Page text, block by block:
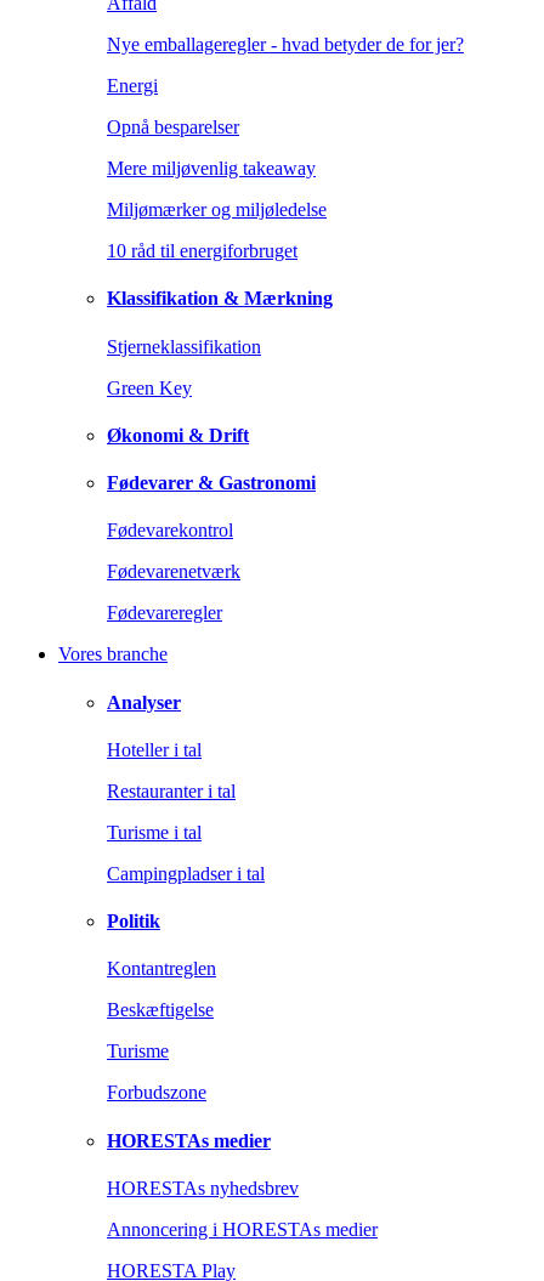
Nye emballageregler - hvad betyder de for jer?
Energi
Opnå besparelser
Mere miljøvenlig takeaway
Miljømærker og miljøledelse
10 råd til energiforbruget
Klassifikation & Mærkning
Stjerneklassifikation
Green Key
Økonomi & Drift
Fødevarer & Gastronomi
Fødevarekontrol
Fødevarenetværk
Fødevareregler
Vores branche
Analyser
Hoteller i tal
Restauranter i tal
Turisme i tal
Campingpladser i tal
Politik
Kontantreglen
Beskæftigelse
Turisme
Forbudszone
HORESTAs medier
HORESTAs nyhedsbrev
Annoncering i HORESTAs medier
HORESTA Play